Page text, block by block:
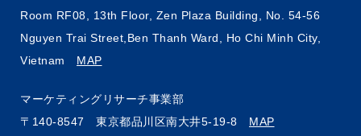
Room RF08, 13th Floor, Zen Plaza Building, No. 54-56
Nguyen Trai Street,Ben Thanh Ward, Ho Chi Minh City,
Vietnam MAP
マーケティングリサーチ事業部
〒140-8547 東京都品川区南大井5-19-8 MAP